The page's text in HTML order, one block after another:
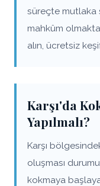
süreçte mutlaka
mahkûm
alın, ücretsiz
Karşı'da
Yapılmalı?
Karşı
oluşması
kokmaya